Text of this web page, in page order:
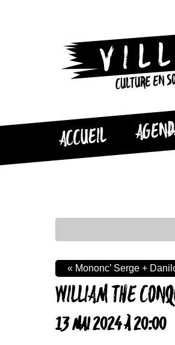
CULTURE EN
ACCUEIL
WILLIAM THE
13 MAI 2024 À 20:00
« Mononc’ Serge +